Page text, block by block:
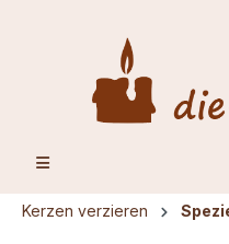
Kerzen verzieren